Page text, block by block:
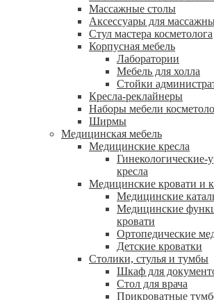
Массажные столы
Аксессуары для
Стул мастера косметолога
Корпусная мебель
Лаборатории
Мебель для холла
Стойки
Кресла-реклайнеры
Наборы мебели
Ширмы
Медицинская мебель
Медицинские кресла
Гинекологические-
кресла
Медицинские кровати и
Медицинские
Медицинские
кровати
Ортопедические
Детские кроватки
Столики, стулья и тумбы
Шкаф для
Стол для врача
Прикроватные